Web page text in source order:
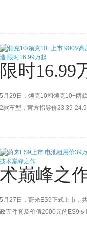
限时16.99
5月29日，领克10和领克10+两
2款车型，官方指导价23.39-
术巅峰之
5月27日，蔚来ES9正式上市，
政五件套及价值2000元的ES9